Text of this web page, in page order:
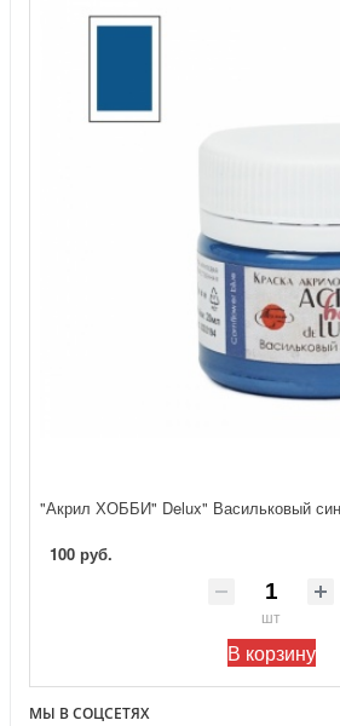
"Акрил ХОББИ" Delux" Васильковый
100 руб.
шт
В корзину
МЫ В СОЦСЕТЯХ